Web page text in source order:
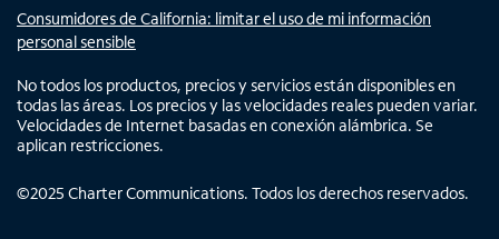
Consumidores de California: limitar el uso de mi información
personal sensible
No todos los productos, precios y servicios están disponibles en
todas las áreas. Los precios y las velocidades reales pueden variar.
Velocidades de Internet basadas en conexión alámbrica. Se
aplican restricciones.
©2025 Charter Communications. Todos los derechos reservados.